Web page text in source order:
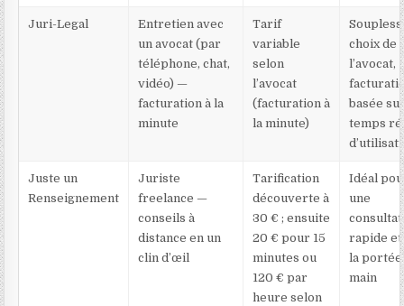
Juri-Legal
Entretien avec
un avocat (par
téléphone, chat,
vidéo) —
facturation à la
minute
Tarif
variable
selon
l’avocat
(facturation à
la minute)
choix de
l’avocat,
basée
temps
Juste un
Renseignement
Juriste
freelance —
conseils à
distance en un
clin d’œil
Tarification
découverte à
30 € ; ensuite
20 € pour 15
minutes ou
120 € par
heure selon
Idéal
une
rapide et
la portée
main